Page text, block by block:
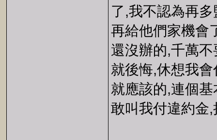
了,我不認為再
再給他們家機會
還沒辦的,千萬
就後悔,休想我
就應該的,連個
敢叫我付違約金